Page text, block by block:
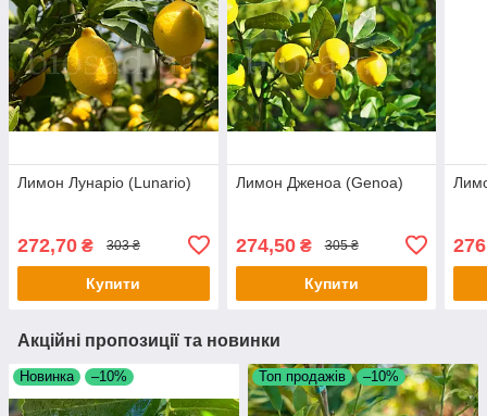
Лимон Лунаріо (Lunario)
272,70 ₴ 303 ₴
Купити
Лимон Дженоа (Genoa)
274,50₴ 305 ₴
Купити
Акційні пропозиції та новинки
Новинка –10% Топ продажів –10%